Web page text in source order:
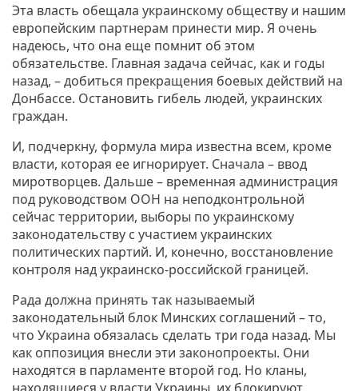
Эта власть обещала украинскому обществу и нашим
европейским партнерам принести мир. Я очень
надеюсь, что она еще помнит об этом
обязательстве. Главная задача сейчас, как и годы
назад, – добиться прекращения боевых действий на
Донбассе. Остановить гибель людей, украинских
граждан.
И, подчеркну, формула мира известна всем, кроме
власти, которая ее игнорирует. Сначала – ввод
миротворцев. Дальше – временная администрация
под руководством ООН на неподконтрольной
сейчас территории, выборы по украинскому
законодательству с участием украинских
политических партий. И, конечно, восстановление
контроля над украинско-российской границей.
Рада должна принять так называемый
законодательный блок Минских соглашений – то,
что Украина обязалась сделать три года назад. Мы
как оппозиция внесли эти законопроекты. Они
находятся в парламенте второй год. Но кланы,
находящиеся у власти Украины, их блокируют.